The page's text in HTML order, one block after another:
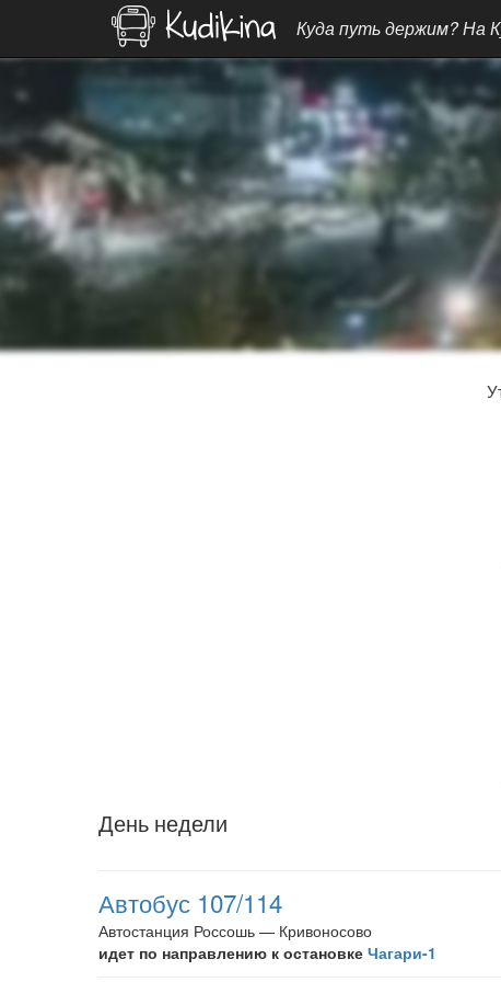
Куда путь держим? На
День недели
Автобус 107/114
Автостанция Россошь — Кривоносово
идет по направлению к остановке Чагари-1